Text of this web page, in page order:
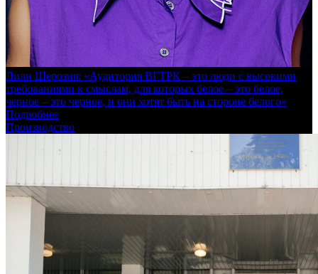
Лили Шерозия: «Аудитория ВГТРК – это люди с высокими
требованиями к смыслам, для которых белое – это белое,
черное – это черное, и они хотят быть на стороне белого»
Подробнее
Производство